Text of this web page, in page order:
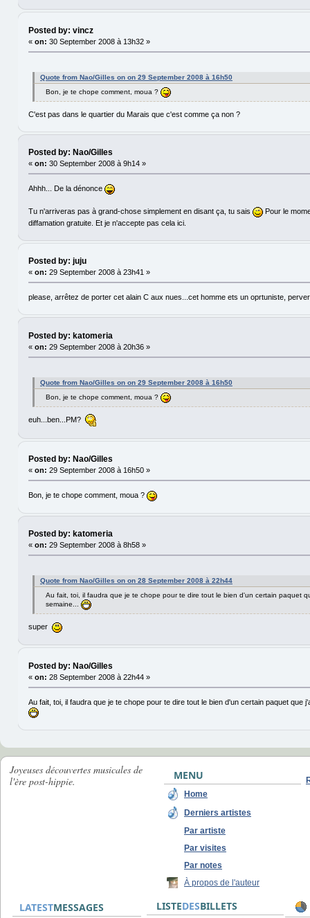
Posted by: vincz
« on: 30 September 2008 à 13h32 »
Quote from Nao/Gilles on on 29 September 2008 à 16h50
Bon, je te chope comment, moua ?
C'est pas dans le quartier du Marais que c'est comme ça non ?
Posted by: Nao/Gilles
« on: 30 September 2008 à 9h14 »
Ahhh... De la dénonce
Tu n'arriveras pas à grand-chose simplement en disant ça, tu sais
Pour le
diffamation gratuite. Et je n'accepte pas cela ici.
Posted by: juju
« on: 29 September 2008 à 23h41 »
please, arrêtez de porter cet alain C aux nues...cet homme ets un oprtuniste,
Posted by: katomeria
« on: 29 September 2008 à 20h36 »
Quote from Nao/Gilles on on 29 September 2008 à 16h50
Bon, je te chope comment, moua ?
euh...ben...PM?
Posted by: Nao/Gilles
« on: 29 September 2008 à 16h50 »
Bon, je te chope comment, moua ?
Posted by: katomeria
« on: 29 September 2008 à 8h58 »
Quote from Nao/Gilles on on 28 September 2008 à 22h44
Au fait, toi, il faudra que je te chope pour te dire tout le bien d'un certain paquet
semaine...
super
Posted by: Nao/Gilles
« on: 28 September 2008 à 22h44 »
Au fait, toi, il faudra que je te chope pour te dire tout le bien d'un certain paquet que
Joyeuses découvertes musicales de
l'ère post-hippie.
MENU
Home
Derniers artistes
Par artiste
Par visites
Par notes
À propos de l'auteur
LATESTMESSAGES LISTEDESBILLETS